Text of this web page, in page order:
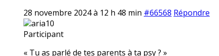
28 novembre 2024 à 12 h 48 min #66568 Répondre
aria10
Participant
« Tu as parlé de tes parents à ta psy ? »